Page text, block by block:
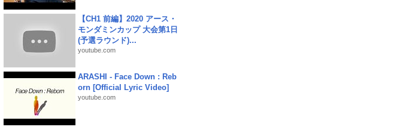
【CH1 前編】2020 アース・
モンダミンカップ 大会第1日
(予選ラウンド)...
youtube.com
ARASHI - Face Down : Reb
orn [Official Lyric Video]
youtube.com